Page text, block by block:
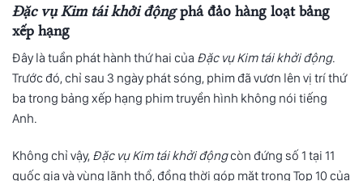
Đặc vụ Kim tái khởi độngphá đảo hàng loạt bảng
xếp hạng
Đây là tuần phát hành thứ hai của Đặc vụ Kim tái khởi động.
Trước đó, chỉ sau 3 ngày phát sóng, phim đã vươn lên vị trí thứ
ba trong bảng xếp hạng phim truyền hình không nói tiếng
Anh.
Không chỉ vậy, Đặc vụ Kim tái khởi độngcòn đứng số 1 tại 11
quốc gia và vùng lãnh thổ, đồng thời góp mặt trong Top 10 của